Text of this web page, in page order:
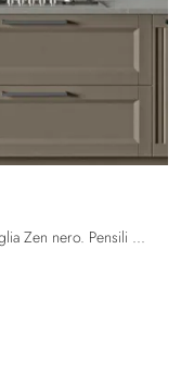
Basi finitura frassino Grigio Fango con maniglia Zen nero. Pensili vetrina con inglesina finitura frassino Grigio Fango e vetro specchiato.